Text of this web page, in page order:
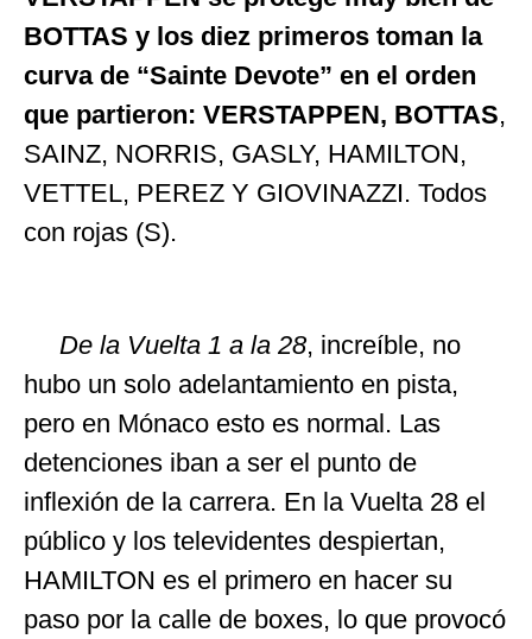
BOTTAS y los diez primeros toman la
curva de “Sainte Devote” en el orden
que partieron: VERSTAPPEN, BOTTAS,
SAINZ, NORRIS, GASLY, HAMILTON,
VETTEL, PEREZ Y GIOVINAZZI. Todos
con rojas (S).
De la Vuelta 1 a la 28, increíble, no
hubo un solo adelantamiento en pista,
pero en Mónaco esto es normal. Las
detenciones iban a ser el punto de
inflexión de la carrera. En la Vuelta 28 el
público y los televidentes despiertan,
HAMILTON es el primero en hacer su
paso por la calle de boxes, lo que provocó